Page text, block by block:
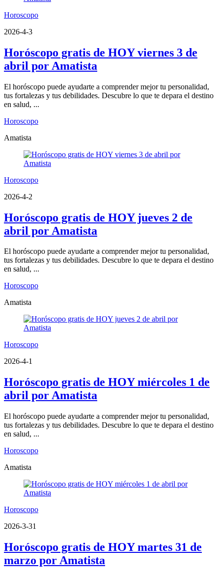
Horoscopo
2026-4-3
Horóscopo gratis de HOY viernes 3 de
abril por Amatista
El horóscopo puede ayudarte a comprender mejor tu personalidad,
tus fortalezas y tus debilidades. Descubre lo que te depara el destino
en salud, ...
Horoscopo
Amatista
Horoscopo
2026-4-2
Horóscopo gratis de HOY jueves 2 de
abril por Amatista
El horóscopo puede ayudarte a comprender mejor tu personalidad,
tus fortalezas y tus debilidades. Descubre lo que te depara el destino
en salud, ...
Horoscopo
Amatista
Horoscopo
2026-4-1
Horóscopo gratis de HOY miércoles 1 de
abril por Amatista
El horóscopo puede ayudarte a comprender mejor tu personalidad,
tus fortalezas y tus debilidades. Descubre lo que te depara el destino
en salud, ...
Horoscopo
Amatista
Horoscopo
2026-3-31
Horóscopo gratis de HOY martes 31 de
marzo por Amatista